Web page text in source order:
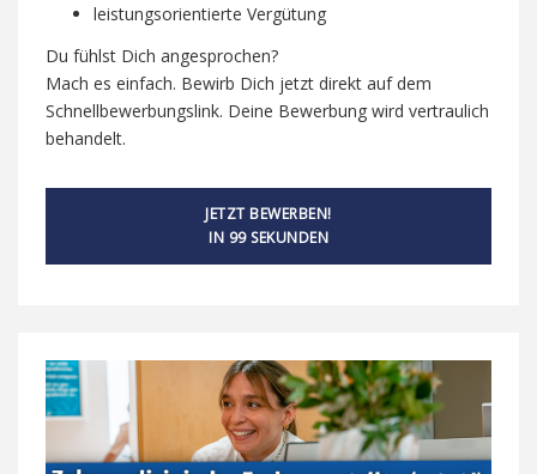
leistungsorientierte Vergütung
Du fühlst Dich angesprochen?
Mach es einfach. Bewirb Dich jetzt direkt auf dem
Schnellbewerbungslink. Deine Bewerbung wird vertraulich
behandelt.
JETZT BEWERBEN!
IN 99 SEKUNDEN